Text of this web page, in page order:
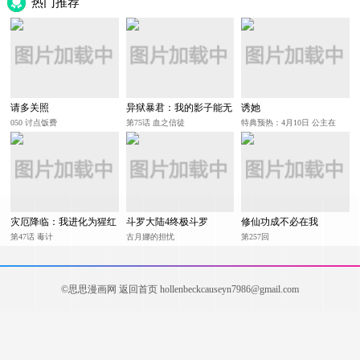
请多关照
050 讨点饭费
异狱暴君：我的影子能无
限进化
第75话 血之信徒
诱她
特典预热：4月10日 公主在
上，甘愿臣服
灾厄降临：我进化为猩红
之王
第47话 毒计
斗罗大陆4终极斗罗
古月娜的担忧
修仙功成不必在我
第257回
©思思漫画网 返回首页 hollenbeckcauseyn7986@gmail.com